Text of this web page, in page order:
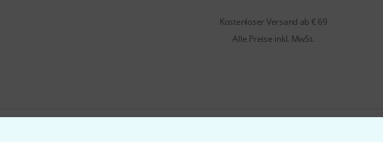
Kostenloser Versand ab € 69
Alle Preise inkl. MwSt.